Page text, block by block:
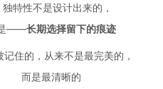
独特性不是设计出来的，
——长期选择留下的痕迹
住的，从来不是最完美的，
而是最清晰的